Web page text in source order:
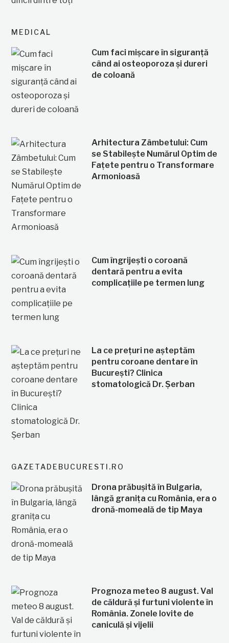
MEDICAL
Cum faci mișcare în siguranță
când ai osteoporoza și dureri
de coloană
Arhitectura Zâmbetului: Cum
se Stabilește Numărul Optim de
Fațete pentru o Transformare
Armonioasă
Cum îngrijești o coroană
dentară pentru a evita
complicațiile pe termen lung
La ce prețuri ne așteptăm
pentru coroane dentare în
București? Clinica
stomatologică Dr. Șerban
GAZETADEBUCURESTI.RO
Drona prăbușită în Bulgaria,
lângă granița cu România, era o
dronă-momeală de tip Maya
Prognoza meteo 8 august. Val
de căldură și furtuni violente în
România. Zonele lovite de
caniculă și vijelii